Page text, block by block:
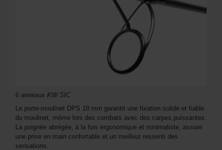
6 anneaux KW SIC
Le porte-moulinet DPS 18 mm garantit une fixation solide et fiable
du moulinet, même lors des combats avec des carpes puissantes.
La poignée abrégée, à la fois ergonomique et minimaliste, assure
une prise en main confortable et un meilleur ressenti des
sensations.